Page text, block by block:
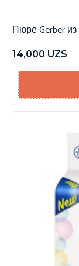
Пюре Gerber
14,000 UZS